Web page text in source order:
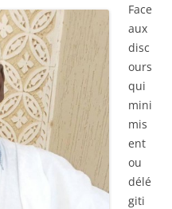
Face
aux
disc
ours
qui
mini
mis
ent
ou
délé
giti